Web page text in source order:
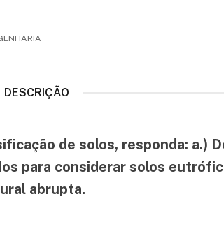
DESCRIÇÃO
de solos, responda: a.)
para considerar solos
abrupta.